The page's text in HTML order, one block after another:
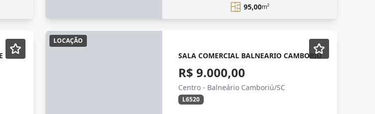
95,00m²
LOCAÇÃO
SALA COMERCIAL BALNEARIO CAMBORIU
R$ 9.000,00
Centro - Balneário Camboriú/SC
L6520